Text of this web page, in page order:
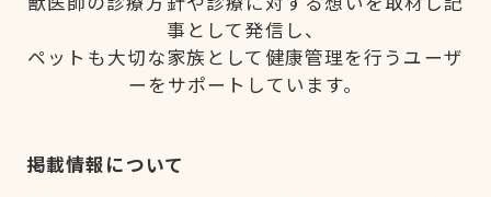
事として発信し、
ペットも大切な家族として健康管理を行うユーザ
ーをサポートしています。
掲載情報について